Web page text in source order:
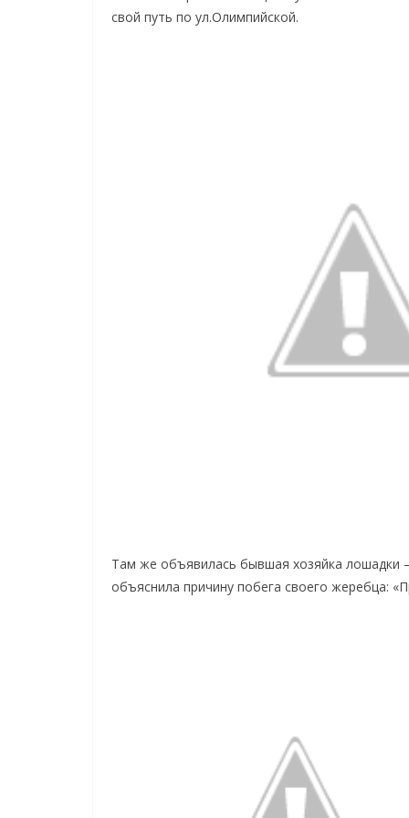
свой путь по ул.Олимпийской.
Там же объявилась бывшая хозяйка
объяснила причину побега своего жеребца: